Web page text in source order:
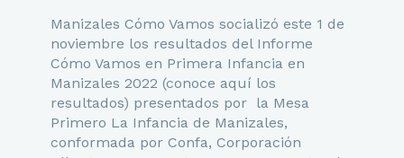
Manizales Cómo Vamos socializó este 1 de
noviembre los resultados del Informe
Cómo Vamos en Primera Infancia en
Manizales 2022 (conoce aquí los
resultados) presentados por la Mesa
Primero La Infancia de Manizales,
conformada por Confa, Corporación